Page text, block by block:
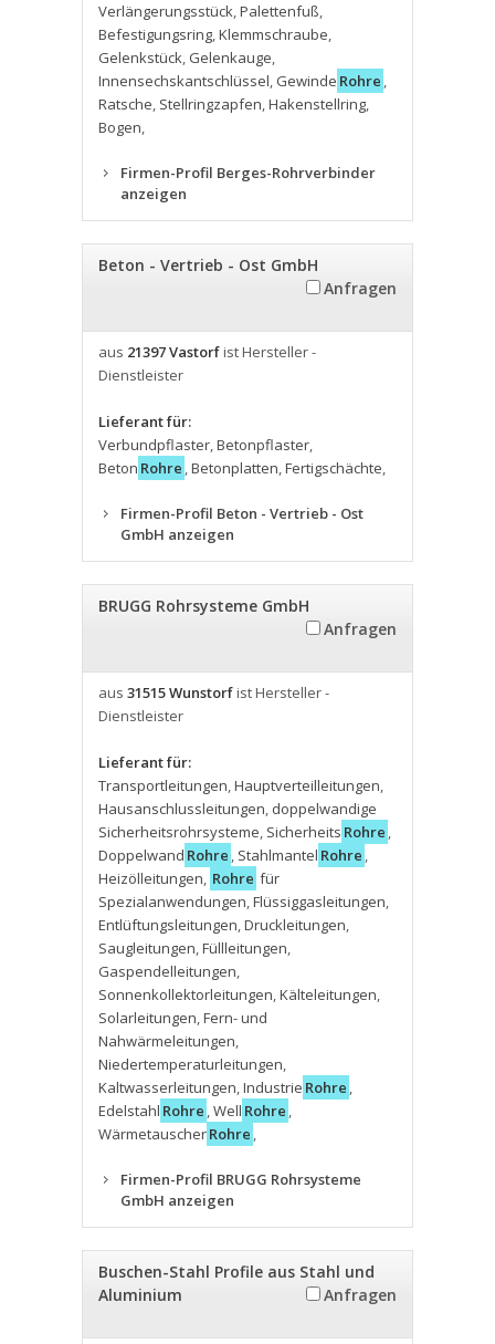
Verlängerungsstück,Palettenfuß,
Befestigungsring,Klemmschraube,
Gelenkstück, Gelenkauge,
Innensechskantschlüssel, Gewinde Rohre ,
Ratsche, Stellringzapfen,Hakenstellring,
Bogen,
Firmen-Profil Berges-Rohrverbinder
anzeigen
Beton - Vertrieb - Ost GmbH
Anfragen
aus 21397 Vastorfist Hersteller -
Dienstleister
Lieferant für:
Verbundpflaster,Betonpflaster,
Beton Rohre ,Betonplatten,Fertigschächte,
Firmen-Profil Beton - Vertrieb - Ost
GmbH anzeigen
BRUGG Rohrsysteme GmbH
Anfragen
aus 31515 Wunstorfist Hersteller -
Dienstleister
Lieferant für:
Transportleitungen,Hauptverteilleitungen,
Hausanschlussleitungen, doppelwandige
Sicherheitsrohrsysteme, Sicherheits Rohre ,
Doppelwand Rohre , Stahlmantel Rohre ,
Heizölleitungen, Rohre für
Spezialanwendungen,Flüssiggasleitungen,
Entlüftungsleitungen,Druckleitungen,
Saugleitungen,Füllleitungen,
Gaspendelleitungen,
Sonnenkollektorleitungen,Kälteleitungen,
Solarleitungen,Fern- und
Nahwärmeleitungen,
Niedertemperaturleitungen,
Kaltwasserleitungen,Industrie Rohre ,
Edelstahl Rohre ,Well Rohre ,
WärmetauscherRohre ,
Firmen-Profil BRUGG Rohrsysteme
GmbH anzeigen
Buschen-Stahl Profile aus Stahl und
Aluminium
Anfragen